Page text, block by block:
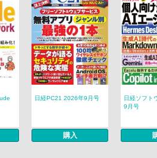
日経PC21 2026年9月号
購入
日経ソフト
9月号